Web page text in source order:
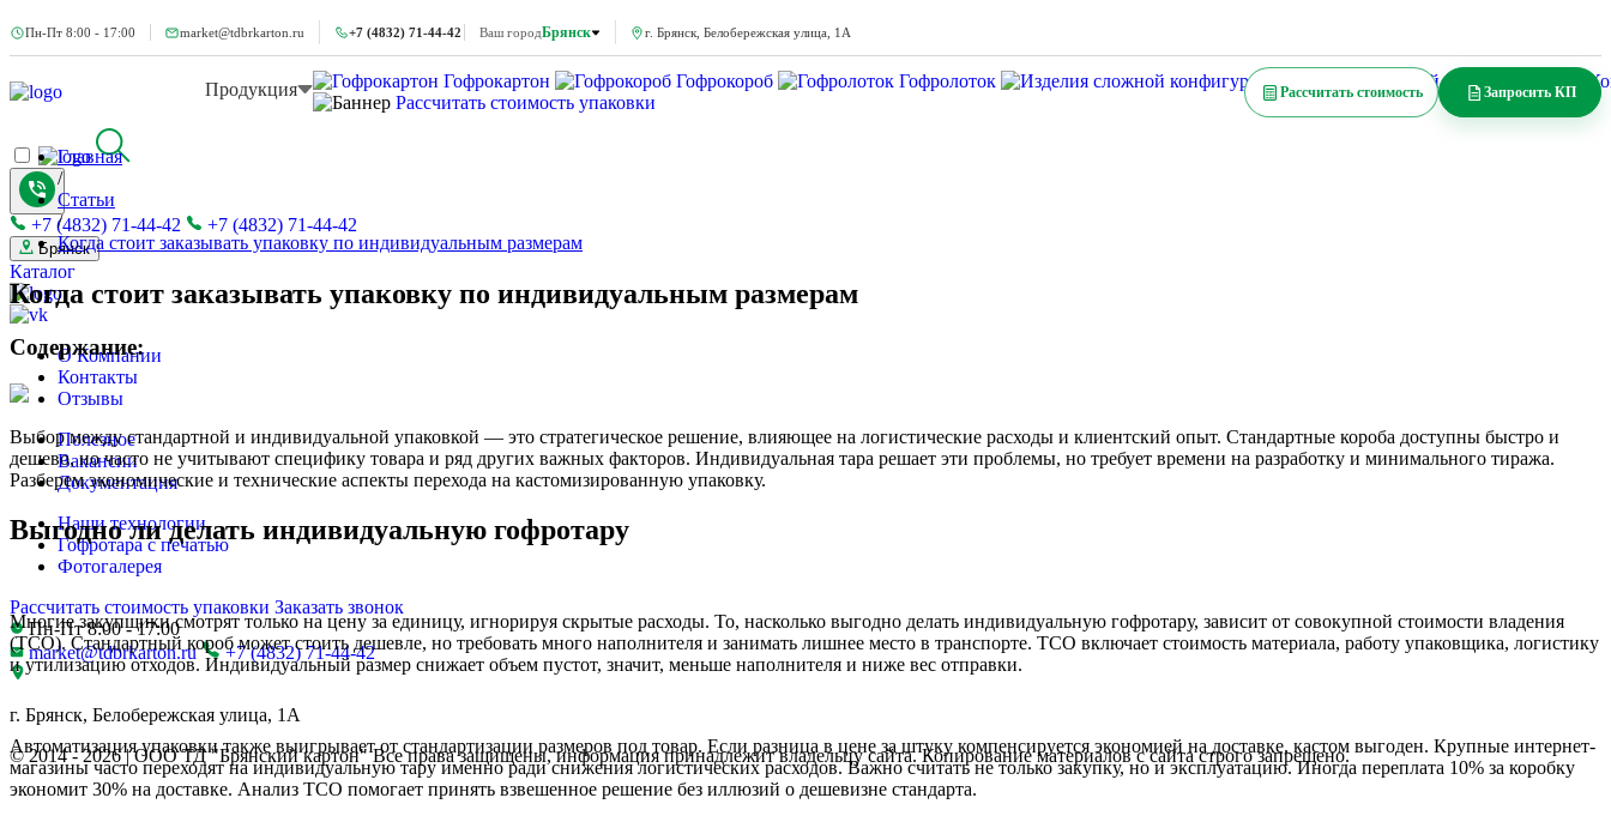
г. Брянск, Белобережская улица, 1А
Пн-Пт 8:00 - 17:00 market@tdbrkarton.ru Ваш городБрянск
+7 (4832) 71-44-42
Продукция Гофрокартон Гофрокороб Гофролоток
Изделия сложной конфигурации
Рассчитать стоимость упаковки
Рассчитать стоимость Запросить КП
+7 (4832) 71-44-42 +7 (4832) 71-44-42
Брянск
Каталог
О Компании
Контакты
Отзывы
Полезное
Вакансии
Документация
Наши технологии
Гофротара с печатью
Фотогалерея
Рассчитать стоимость упаковки Заказать звонок
Пн-Пт 8:00 - 17:00
market@tdbrkarton.ru
+7 (4832) 71-44-42
г. Брянск, Белобережская улица, 1А
© 2014 - 2026 | ООО ТД "Брянский картон" Все права защищены, информация принадлежит владельцу сайта. Копирование материалов с сайта строго запрещено.
Главная
/
Статьи
/
Когда стоит заказывать упаковку по индивидуальным размерам
Когда стоит заказывать упаковку по индивидуальным размерам
Содержание:
Выбор между стандартной и индивидуальной упаковкой — это стратегическое решение, влияющее на логистические расходы и клиентский опыт. Стандартные короба доступны быстро и
дешево, но часто не учитывают специфику товара и ряд других важных факторов. Индивидуальная тара решает эти проблемы, но требует времени на разработку и минимального тиража.
Разберем экономические и технические аспекты перехода на кастомизированную упаковку.
Выгодно ли делать индивидуальную гофротару
Многие закупщики смотрят только на цену за единицу, игнорируя скрытые расходы. То, насколько выгодно делать индивидуальную гофротару, зависит от совокупной стоимости владения
(TCO). Стандартный короб может стоить дешевле, но требовать много наполнителя и занимать лишнее место в транспорте. TCO включает стоимость материала, работу упаковщика, логистику
и утилизацию отходов. Индивидуальный размер снижает объем пустот, значит, меньше наполнителя и ниже вес отправки.
Автоматизация упаковки также выигрывает от стандартизации размеров под товар. Если разница в цене за штуку компенсируется экономией на доставке, кастом выгоден. Крупные интернет-
магазины часто переходят на индивидуальную тару именно ради снижения логистических расходов. Важно считать не только закупку, но и эксплуатацию. Иногда переплата 10% за коробку
экономит 30% на доставке. Анализ TCO помогает принять взвешенное решение без иллюзий о дешевизне стандарта.